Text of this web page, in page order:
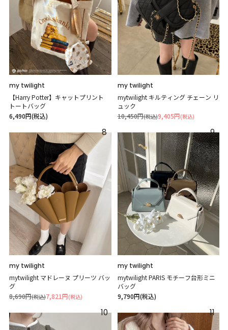
my twilight
【Harry Potter】キャットプリント
トートバッグ
6,490円(税込)
my twilight
mytwilight キルティング チェーン リ
ュック
9,405円(税込)
10,450円(税込)
8
my twilight
mytwilight マドレーヌ プリーツ バッ
グ
7,821円(税込)
8,690円(税込)
9
my twilight
mytwilight PARIS モチーフ台形ミニ
バッグ
9,790円(税込)
10 11